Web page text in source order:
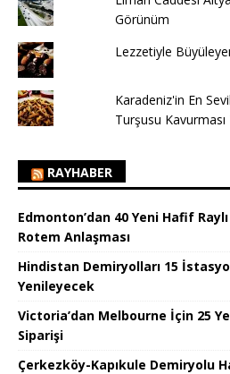
Görünüm
Lezzetiyle
Karadeniz'in En
Turşusu
RAYHABER
Edmonton’dan 40 Yeni Hafif
Rotem Anlaşması
Hindistan Demiryolları 15
Yenileyecek
Victoria’dan Melbourne İçin 25
Siparişi
Çerkezköy-Kapıkule Demiryolu